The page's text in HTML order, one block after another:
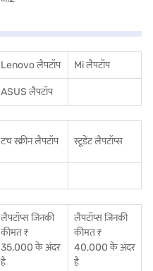
Lenovo लैपटॉप Mi लैपटॉप
ASUS लैपटॉप
टच स्क्रीन लैपटॉप स्टूडेंट लैपटॉप्स
लैपटॉप्स जिनकी
कीमत ₹
35,000 के अंदर
है
लैपटॉप्स जिनकी
कीमत ₹
40,000 के अंदर
है